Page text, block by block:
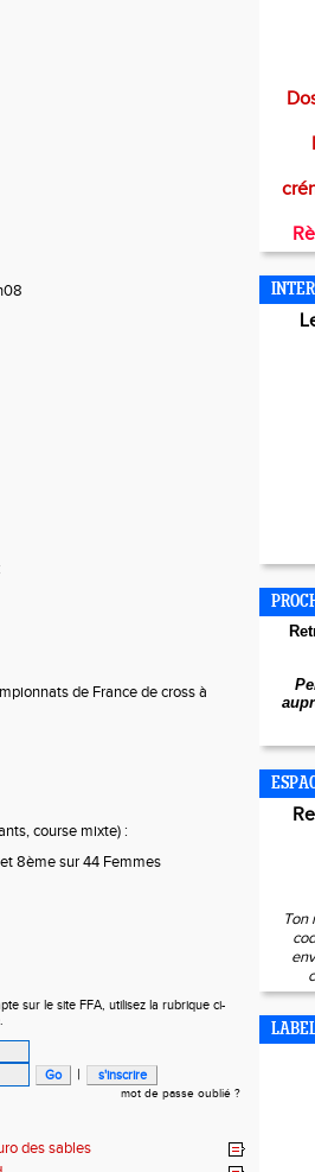
de France de cross à
course mixte) :
8ème sur 44 Femmes
sur le site FFA, utilisez la rubrique ci-
|
mot de passe oublié ?
des sables
Ton